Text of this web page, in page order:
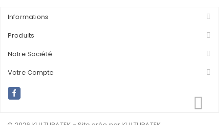
Informations
Produits
Notre Société
Votre Compte